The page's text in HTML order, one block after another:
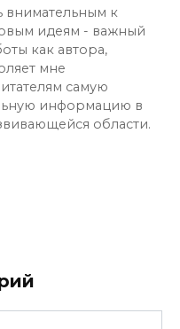
внимательным к
идеям - важный
как автора,
мне
самую
информацию в
области.